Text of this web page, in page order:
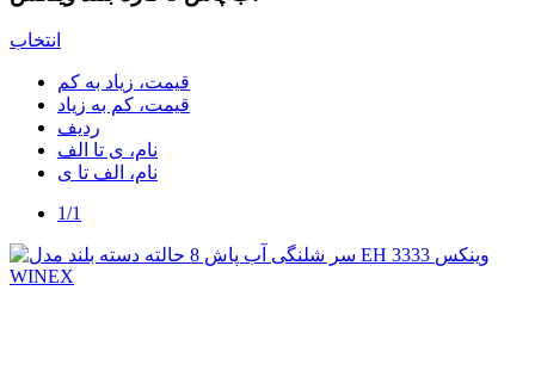
انتخاب
قیمت، زیاد به کم
قیمت، کم به زیاد
ردیف
نام، ی تا الف
نام، الف تا ی
1/1